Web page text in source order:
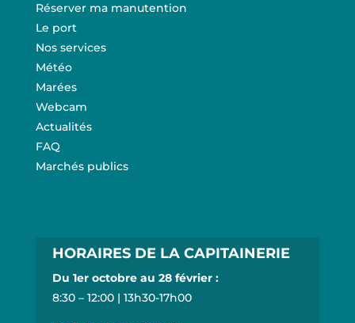
Réserver ma manutention
Le port
Nos services
Météo
Marées
Webcam
Actualités
FAQ
Marchés publics
HORAIRES DE LA CAPITAINERIE
Du 1er octobre au 28 février :
8:30 – 12:00 | 13h30-17h00